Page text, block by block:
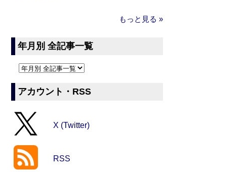
もっと見る »
年月別 全記事一覧
アカウント・RSS
X (Twitter)
RSS